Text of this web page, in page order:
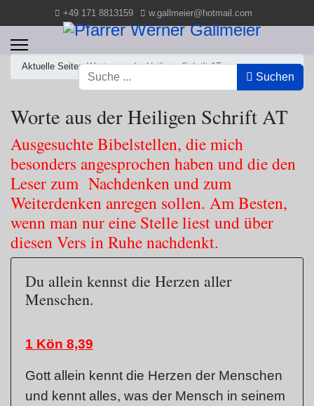
+49 171 8813159 w.gallmeier@hotmail.com
Suchen
Suchen
Aktuelle Seite:Worte aus der Heiligen Schrift AT
Worte aus der Heiligen Schrift AT
Ausgesuchte Bibelstellen, die mich
besonders angesprochen haben und die den
Leser zum Nachdenken und zum
Weiterdenken anregen sollen. Am Besten,
wenn man nur eine Stelle liest und über
diesen Vers in Ruhe nachdenkt.
Du allein kennst die Herzen aller
Menschen.
1 Kön 8,39
Gott allein kennt die Herzen der Menschen
und kennt alles, was der Mensch in seinem